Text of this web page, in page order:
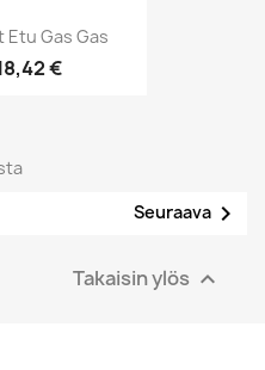
Etu Gas Gas
€
Seuraava 
Takaisin ylös 